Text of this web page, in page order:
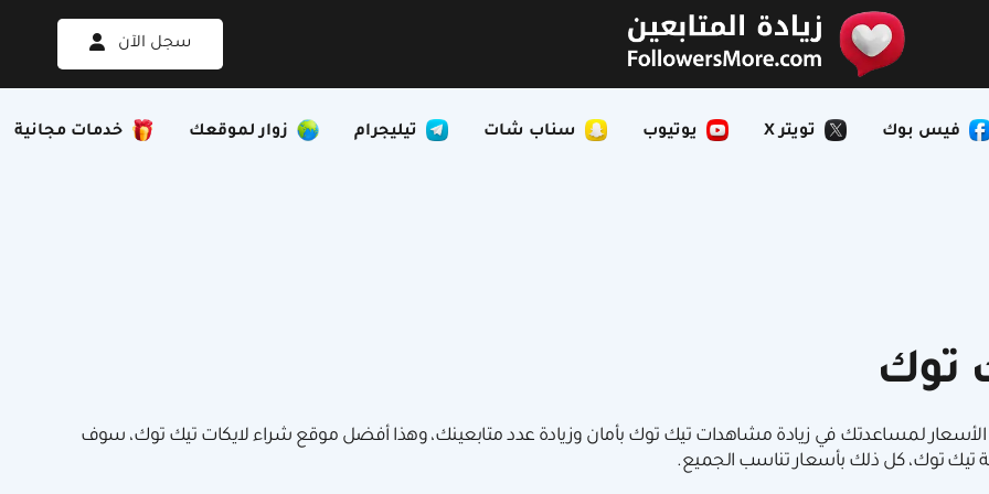
سجل الآن
فيس بوك تويتر X يوتيوب سناب شات تيليجرام زوار لموقعك خدمات مجانية
توك
لمساعدتك في زيادة مشاهدات تيك توك بأمان وزيادة عدد متابعينك، وهذا أفضل موقع شراء لايكات تيك توك، سوف
تيك توك، كل ذلك بأسعار تناسب الجميع.